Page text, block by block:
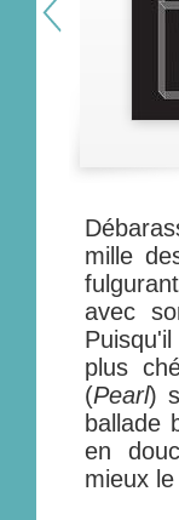
mille
avec
plus
(Pearl)
ballade
en
mieux